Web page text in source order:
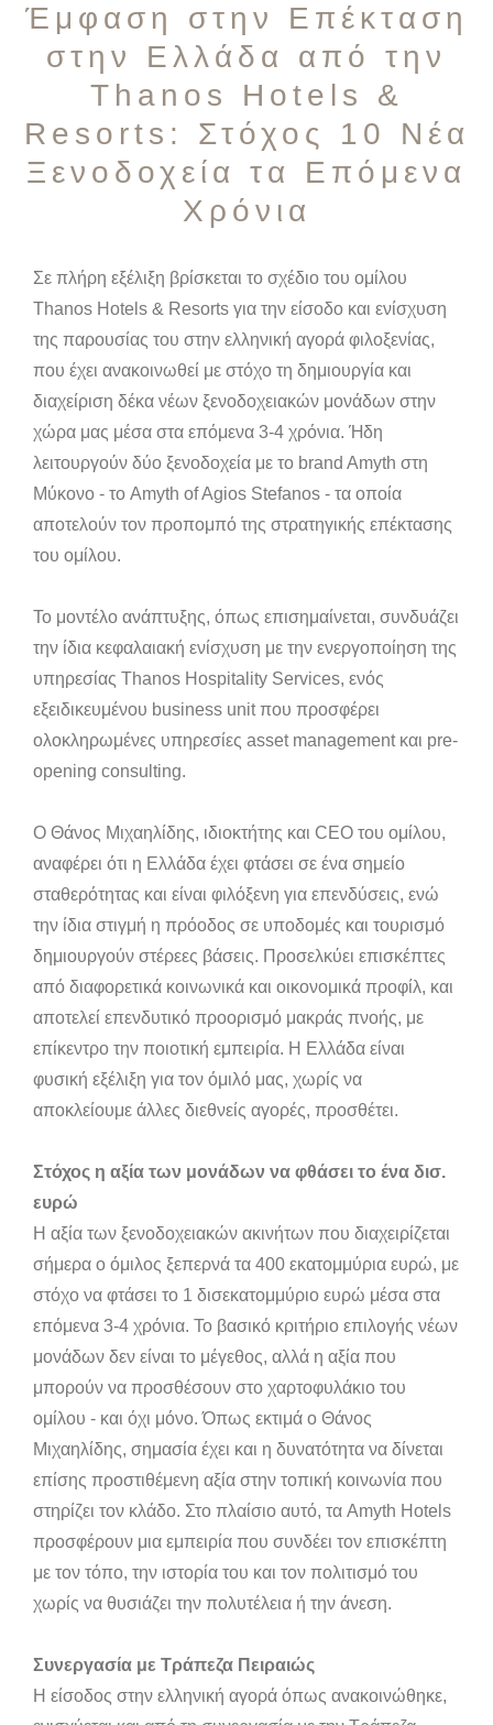
Έμφαση στην Επέκταση
στην Ελλάδα από την
Thanos Hotels &
Resorts: Στόχος 10 Νέα
Ξενοδοχεία τα Επόμενα
Χρόνια
Σε πλήρη εξέλιξη βρίσκεται το σχέδιο του ομίλου
Thanos Hotels & Resorts για την είσοδο και ενίσχυση
της παρουσίας του στην ελληνική αγορά φιλοξενίας,
που έχει ανακοινωθεί με στόχο τη δημιουργία και
διαχείριση δέκα νέων ξενοδοχειακών μονάδων στην
χώρα μας μέσα στα επόμενα 3-4 χρόνια. Ήδη
λειτουργούν δύο ξενοδοχεία με το brand Amyth στη
Μύκονο - το Amyth of Agios Stefanos - τα οποία
αποτελούν τον προπομπό της στρατηγικής επέκτασης
του ομίλου.
Το μοντέλο ανάπτυξης, όπως επισημαίνεται, συνδυάζει
την ίδια κεφαλαιακή ενίσχυση με την ενεργοποίηση της
υπηρεσίας Thanos Hospitality Services, ενός
εξειδικευμένου business unit που προσφέρει
ολοκληρωμένες υπηρεσίες asset management και pre-
opening consulting.
Ο Θάνος Μιχαηλίδης, ιδιοκτήτης και CEO του ομίλου,
αναφέρει ότι η Ελλάδα έχει φτάσει σε ένα σημείο
σταθερότητας και είναι φιλόξενη για επενδύσεις, ενώ
την ίδια στιγμή η πρόοδος σε υποδομές και τουρισμό
δημιουργούν στέρεες βάσεις. Προσελκύει επισκέπτες
από διαφορετικά κοινωνικά και οικονομικά προφίλ, και
αποτελεί επενδυτικό προορισμό μακράς πνοής, με
επίκεντρο την ποιοτική εμπειρία. Η Ελλάδα είναι
φυσική εξέλιξη για τον όμιλό μας, χωρίς να
αποκλείουμε άλλες διεθνείς αγορές, προσθέτει.
Στόχος η αξία των μονάδων να φθάσει το ένα δισ.
ευρώ
Η αξία των ξενοδοχειακών ακινήτων που διαχειρίζεται
σήμερα ο όμιλος ξεπερνά τα 400 εκατομμύρια ευρώ, με
στόχο να φτάσει το 1 δισεκατομμύριο ευρώ μέσα στα
επόμενα 3-4 χρόνια. Το βασικό κριτήριο επιλογής νέων
μονάδων δεν είναι το μέγεθος, αλλά η αξία που
μπορούν να προσθέσουν στο χαρτοφυλάκιο του
ομίλου - και όχι μόνο. Όπως εκτιμά ο Θάνος
Μιχαηλίδης, σημασία έχει και η δυνατότητα να δίνεται
επίσης προστιθέμενη αξία στην τοπική κοινωνία που
στηρίζει τον κλάδο. Στο πλαίσιο αυτό, τα Amyth Hotels
προσφέρουν μια εμπειρία που συνδέει τον επισκέπτη
με τον τόπο, την ιστορία του και τον πολιτισμό του
χωρίς να θυσιάζει την πολυτέλεια ή την άνεση.
Συνεργασία με Τράπεζα Πειραιώς
Η είσοδος στην ελληνική αγορά όπως ανακοινώθηκε,